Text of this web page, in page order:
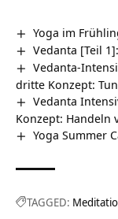
Yoga im
Vedanta [Teil
Vedanta-
dritte Konzept: Tun
Vedanta
Konzept: Handeln
Yoga Summer
TAGGED: